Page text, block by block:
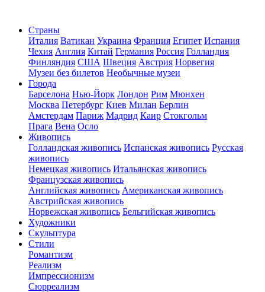
Страны
Италия Ватикан Украина Франция Египет Испания
Чехия Англия Китай Германия Россия Голландия
Финляндия США Швеция Австрия Норвегия
Музеи без билетов Необычные музеи
Города
Барселона Нью-Йорк Лондон Рим Мюнхен
Москва Петербург Киев Милан Берлин
Амстердам Париж Мадрид Каир Стокгольм
Прага Вена Осло
Живопись
Голландская живопись Испанская живопись Русская
живопись
Немецкая живопись Итальянская живопись
Французская живопись
Английская живопись Американская живопись
Австрийская живопись
Норвежская живопись Бельгийская живопись
Художники
Скульптура
Стили
Романтизм
Реализм
Импрессионизм
Сюрреализм